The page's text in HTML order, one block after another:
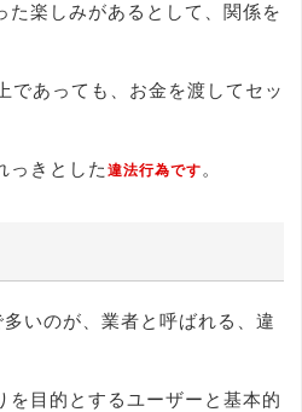
た楽しみがあるとして、関係を
であっても、お金を渡してセッ
っきとした 違法行為です 。
いのが、業者と呼ばれる、違
を目的とするユーザーと基本的